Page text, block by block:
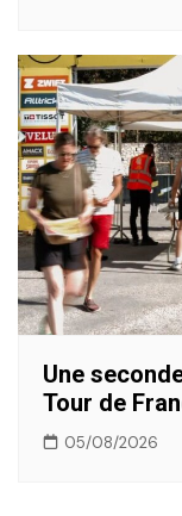
Une
Tour de
05/08/2026